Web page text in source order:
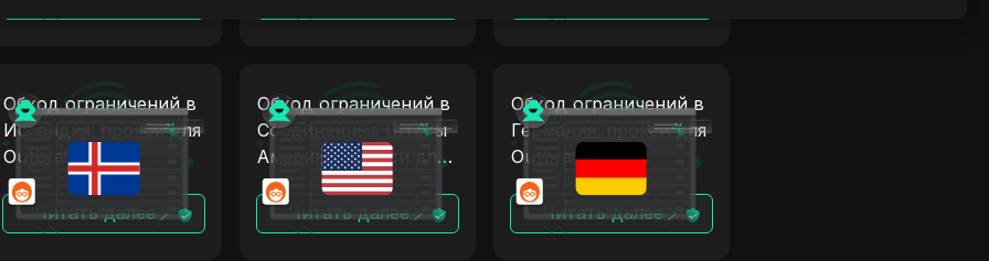
Обход ограничений в
Исландия: прокси для
Outbrain +
антидетект
Читать далее
Обход ограничений в
Соединенные Штаты
Америки: прокси для
Outbrain +
антидетект
Читать далее
Обход ограничений в
Германия: прокси для
Outbrain +
антидетект
Читать далее